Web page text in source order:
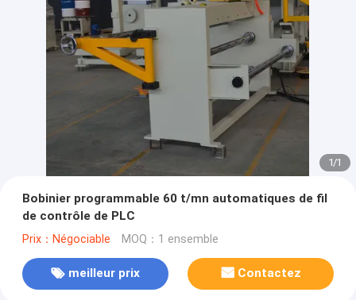
1/1
Bobinier programmable 60 t/mn automatiques de fil
de contrôle de PLC
Prix：Négociable MOQ：1 ensemble
meilleur prix Contactez